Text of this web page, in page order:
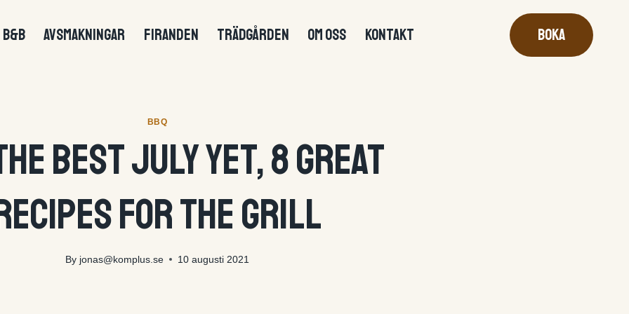
B&B AVSMAKNINGAR FIRANDEN TRÄDGÅRDEN OM OSS KONTAKT Boka
BBQ
Best July Yet, 8 Great
for the Grill
By jonas@komplus.se 10 augusti 2021